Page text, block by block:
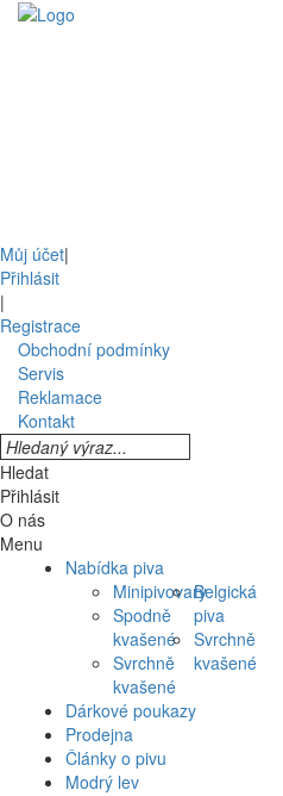
Můj účet|
Přihlásit
|
Registrace
Obchodní podmínky
Servis
Reklamace
Kontakt
Hledat
Přihlásit
O nás
Menu
Nabídka piva
Minipivovary
Spodně
kvašené
Svrchně
kvašené
Belgická
piva
Svrchně
kvašené
Dárkové poukazy
Prodejna
Články o pivu
Modrý lev